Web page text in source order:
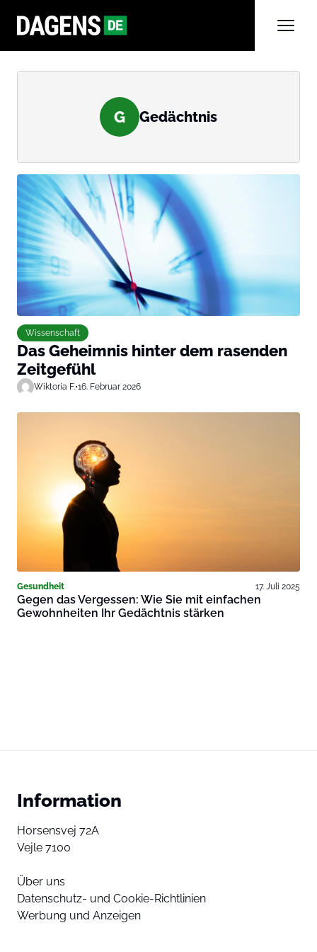
G Gedächtnis
Wissenschaft
Das Geheimnis hinter dem rasenden
Zeitgefühl
Wiktoria F.•16. Februar 2026
Gesundheit 17. Juli 2025
Gegen das Vergessen: Wie Sie mit einfachen
Gewohnheiten Ihr Gedächtnis stärken
Information
Horsensvej 72A
Vejle 7100
Über uns
Datenschutz- und Cookie-Richtlinien
Werbung und Anzeigen